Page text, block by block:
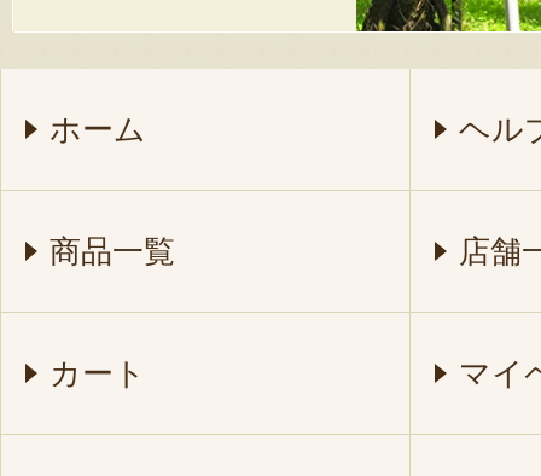
ホーム ヘル
商品一覧 店舗
カート マイ